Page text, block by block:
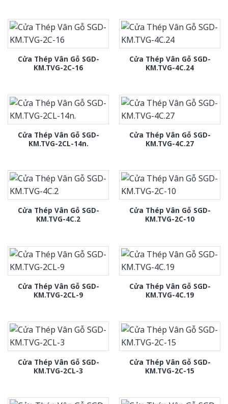
Cửa Thép Vân Gỗ SGD-
KM.TVG-2C-16
Cửa Thép Vân Gỗ SGD-
KM.TVG-4C.24
Cửa Thép Vân Gỗ SGD-
KM.TVG-2CL-14n.
Cửa Thép Vân Gỗ SGD-
KM.TVG-4C.27
Cửa Thép Vân Gỗ SGD-
KM.TVG-4C.2
Cửa Thép Vân Gỗ SGD-
KM.TVG-2C-10
Cửa Thép Vân Gỗ SGD-
KM.TVG-2CL-9
Cửa Thép Vân Gỗ SGD-
KM.TVG-4C.19
Cửa Thép Vân Gỗ SGD-
KM.TVG-2CL-3
Cửa Thép Vân Gỗ SGD-
KM.TVG-2C-15